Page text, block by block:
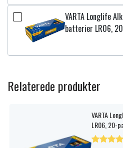
VARTA Longlife
batterier LR06,
Relaterede produkter
VARTA
LR06, 20-